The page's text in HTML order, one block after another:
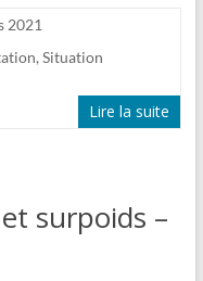
2021
, Situation
Lire la suite
surpoids –